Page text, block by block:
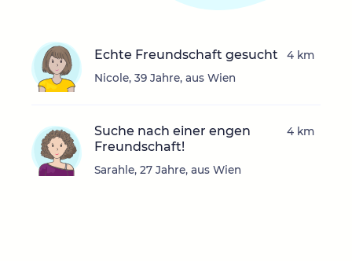
Echte Freundschaft gesucht
Nicole, 39 Jahre, aus Wien
4 km
Suche nach einer engen
Freundschaft!
Sarahle, 27 Jahre, aus Wien
4 km